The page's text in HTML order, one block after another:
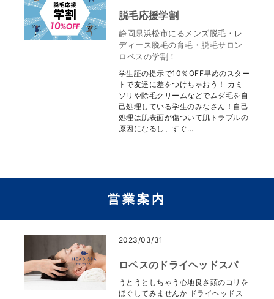
脱毛応援学割
静岡県浜松市にるメンズ脱毛・レ
ディース脱毛の育毛・脱毛サロン
ロペスの学割！
学生証の提示で10％OFF早めのスター
トで友達に差をつけちゃおう！ カミ
ソリや除毛クリームなどでムダ毛を自
己処理している学生のみなさん！自己
処理は肌表面が傷ついて肌トラブルの
原因になるし、すぐ...
営業案内
2023/03/31
ロペスのドライヘッドスパ
うとうとしちゃう心地良さ頭のコリを
ほぐしてみませんか ドライヘッドス